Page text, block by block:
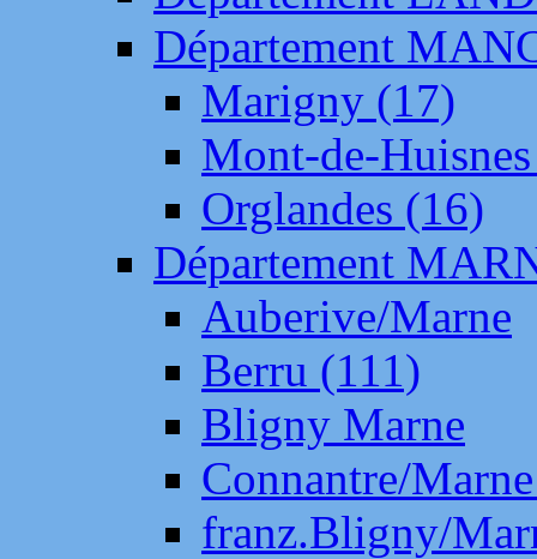
Département
Marigny (17)
Mont-de-
Orglandes (16)
Département
Auberive/Marne
Berru (111)
Bligny Marne
Connantre/
franz.Bligny/